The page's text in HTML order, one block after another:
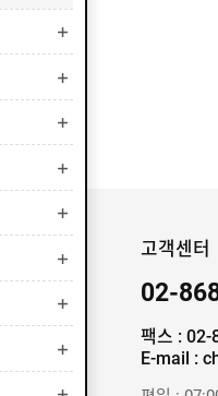
고객센터
02-
팩스 :
E-mail :